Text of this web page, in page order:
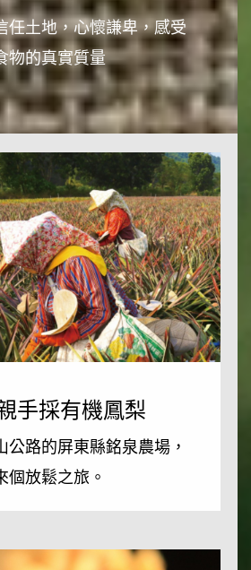
任土地，心懷謙卑，感受
物的真實質量
手採有機鳳梨
公路的屏東縣銘泉農場，
個放鬆之旅。
驗
親
手
採
鳳